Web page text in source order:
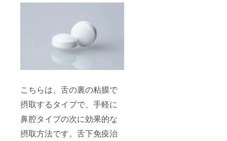
こちらは、舌の裏の粘膜で
摂取するタイプで、手軽に
鼻腔タイプの次に効果的な
摂取方法です。舌下免疫治